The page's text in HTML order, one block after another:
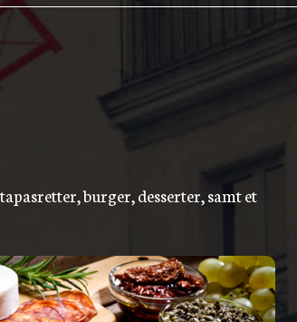
burger, desserter, samt et